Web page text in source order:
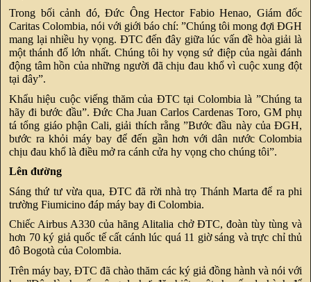
Trong bối cảnh đó, Đức Ông Hector Fabio Henao, Giám đốc
Caritas Colombia, nói với giới báo chí: ”Chúng tôi mong đợi ĐGH
mang lại nhiều hy vọng. ĐTC đến đây giữa lúc vấn đề hòa giải là
một thánh đố lớn nhất. Chúng tôi hy vọng sứ điệp của ngài đánh
động tâm hồn của những người đã chịu đau khổ vì cuộc xung đột
tại đây”.
Khẩu hiệu cuộc viếng thăm của ĐTC tại Colombia là ”Chúng ta
hãy đi bước đầu”. Đức Cha Juan Carlos Cardenas Toro, GM phụ
tá tổng giáo phận Cali, giải thích rằng ”Bước đầu này của ĐGH,
bước ra khỏi máy bay để đến gần hơn với dân nước Colombia
chịu đau khổ là điều mở ra cánh cửa hy vọng cho chúng tôi”.
Lên đường
Sáng thứ tư vừa qua, ĐTC đã rời nhà trọ Thánh Marta để ra phi
trường Fiumicino đáp máy bay đi Colombia.
Chiếc Airbus A330 của hãng Alitalia chở ĐTC, đoàn tùy tùng và
hơn 70 ký giả quốc tế cất cánh lúc quá 11 giờ sáng và trực chỉ thủ
đô Bogotà của Colombia.
Trên máy bay, ĐTC đã chào thăm các ký giả đồng hành và nói với